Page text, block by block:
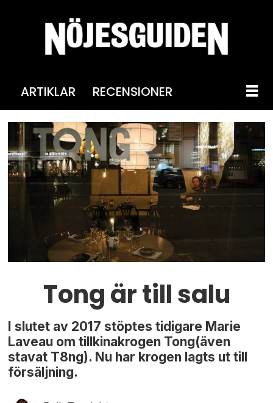
ARTIKLAR RECENSIONER
Tong är till salu
I slutet av 2017 stöptes tidigare Marie
Laveau om tillkinakrogen Tong(även
stavat T8ng). Nu har krogen lagts ut till
försäljning.